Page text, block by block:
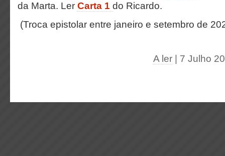
da Marta. Ler Carta 1 do Ricardo.
(Troca epistolar entre janeiro e setembro de
A ler | 7 Julho